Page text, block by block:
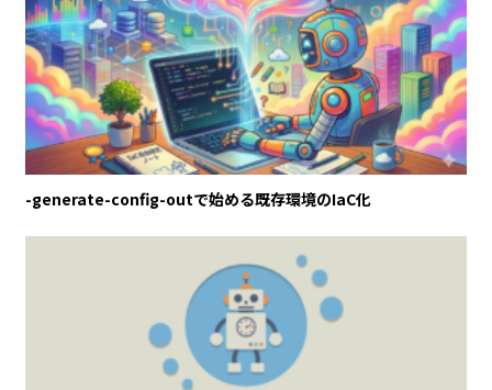
-generate-config-outで始める既存環境のIaC化